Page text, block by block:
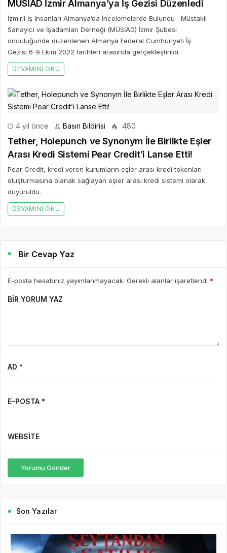
MÜSİAD İzmir Almanya’ya İş Gezisi Düzenledi
İzmirli İş İnsanları Almanya’da İncelemelerde Bulundu Müstakil
Sanayici ve İşadamları Derneği (MÜSİAD) İzmir Şubesi
öncülüğünde düzenlenen Almanya Federal Cumhuriyeti İş
Gezisi 6-9 Ekim 2022 tarihleri arasında gerçekleştirildi.
DEVAMINI OKU
4 yıl önce Basın Bildirisi 480
Tether, Holepunch ve Synonym İle Birlikte Eşler
Arası Kredi Sistemi Pear Credit’i Lanse Etti!
Pear Credit, kredi veren kurumların eşler arası kredi tokenları
oluşturmasına olanak sağlayan eşler arası kredi sistemi olarak
duyuruldu.
DEVAMINI OKU
Bir Cevap Yaz
E-posta hesabınız yayımlanmayacak. Gerekli alanlar işaretlendi *
BIR YORUM YAZ
AD *
E-POSTA *
WEBSITE
Yorumu Gönder
Son Yazılar